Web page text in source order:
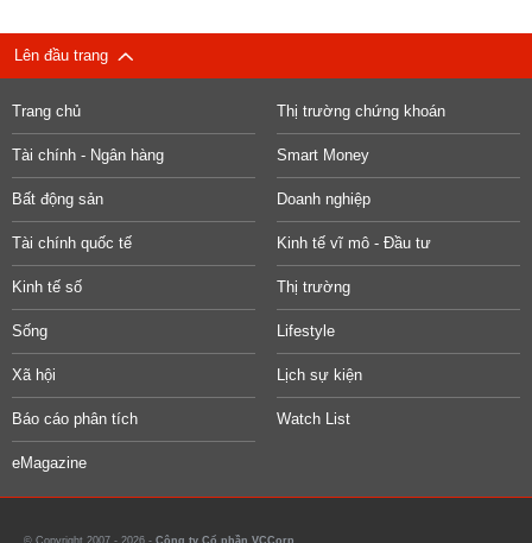
Lên đầu trang
Trang chủ Thị trường chứng khoán
Tài chính - Ngân hàng Smart Money
Bất động sản Doanh nghiệp
Tài chính quốc tế Kinh tế vĩ mô - Đầu tư
Kinh tế số Thị trường
Sống Lifestyle
Xã hội Lịch sự kiện
Báo cáo phân tích Watch List
eMagazine
© Copyright 2007 - 2026 - Công ty Cổ phần VCCorp.